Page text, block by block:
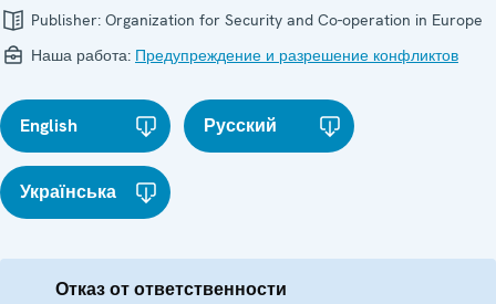
Publisher: Organization for Security and Co-operation in Europe
Наша работа: Предупреждение и разрешение конфликтов
English Русский
Українська
Отказ от ответственности